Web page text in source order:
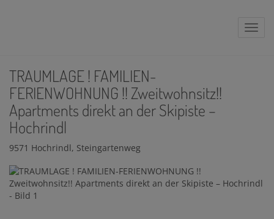
TRAUMLAGE ! FAMILIEN-
FERIENWOHNUNG !! Zweitwohnsitz!!
Apartments direkt an der Skipiste –
Hochrindl
9571 Hochrindl, Steingartenweg